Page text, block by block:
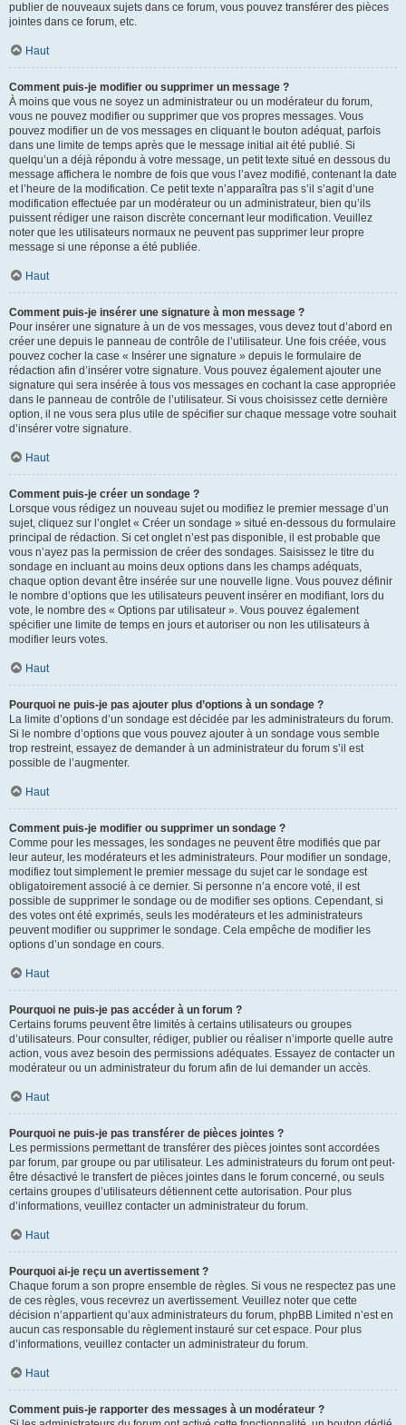
publier de nouveaux sujets dans ce forum, vous pouvez transférer des pièces
jointes dans ce forum, etc.
Haut
Comment puis-je modifier ou supprimer un message ?
À moins que vous ne soyez un administrateur ou un modérateur du forum,
vous ne pouvez modifier ou supprimer que vos propres messages. Vous
pouvez modifier un de vos messages en cliquant le bouton adéquat, parfois
dans une limite de temps après que le message initial ait été publié. Si
quelqu’un a déjà répondu à votre message, un petit texte situé en dessous du
message affichera le nombre de fois que vous l’avez modifié, contenant la date
et l’heure de la modification. Ce petit texte n’apparaîtra pas s’il s’agit d’une
modification effectuée par un modérateur ou un administrateur, bien qu’ils
puissent rédiger une raison discrète concernant leur modification. Veuillez
noter que les utilisateurs normaux ne peuvent pas supprimer leur propre
message si une réponse a été publiée.
Haut
Comment puis-je insérer une signature à mon message ?
Pour insérer une signature à un de vos messages, vous devez tout d’abord en
créer une depuis le panneau de contrôle de l’utilisateur. Une fois créée, vous
pouvez cocher la case « Insérer une signature » depuis le formulaire de
rédaction afin d’insérer votre signature. Vous pouvez également ajouter une
signature qui sera insérée à tous vos messages en cochant la case appropriée
dans le panneau de contrôle de l’utilisateur. Si vous choisissez cette dernière
option, il ne vous sera plus utile de spécifier sur chaque message votre souhait
d’insérer votre signature.
Haut
Comment puis-je créer un sondage ?
Lorsque vous rédigez un nouveau sujet ou modifiez le premier message d’un
sujet, cliquez sur l’onglet « Créer un sondage » situé en-dessous du formulaire
principal de rédaction. Si cet onglet n’est pas disponible, il est probable que
vous n’ayez pas la permission de créer des sondages. Saisissez le titre du
sondage en incluant au moins deux options dans les champs adéquats,
chaque option devant être insérée sur une nouvelle ligne. Vous pouvez définir
le nombre d’options que les utilisateurs peuvent insérer en modifiant, lors du
vote, le nombre des « Options par utilisateur ». Vous pouvez également
spécifier une limite de temps en jours et autoriser ou non les utilisateurs à
modifier leurs votes.
Haut
Pourquoi ne puis-je pas ajouter plus d’options à un sondage ?
La limite d’options d’un sondage est décidée par les administrateurs du forum.
Si le nombre d’options que vous pouvez ajouter à un sondage vous semble
trop restreint, essayez de demander à un administrateur du forum s’il est
possible de l’augmenter.
Haut
Comment puis-je modifier ou supprimer un sondage ?
Comme pour les messages, les sondages ne peuvent être modifiés que par
leur auteur, les modérateurs et les administrateurs. Pour modifier un sondage,
modifiez tout simplement le premier message du sujet car le sondage est
obligatoirement associé à ce dernier. Si personne n’a encore voté, il est
possible de supprimer le sondage ou de modifier ses options. Cependant, si
des votes ont été exprimés, seuls les modérateurs et les administrateurs
peuvent modifier ou supprimer le sondage. Cela empêche de modifier les
options d’un sondage en cours.
Haut
Pourquoi ne puis-je pas accéder à un forum ?
Certains forums peuvent être limités à certains utilisateurs ou groupes
d’utilisateurs. Pour consulter, rédiger, publier ou réaliser n’importe quelle autre
action, vous avez besoin des permissions adéquates. Essayez de contacter un
modérateur ou un administrateur du forum afin de lui demander un accès.
Haut
Pourquoi ne puis-je pas transférer de pièces jointes ?
Les permissions permettant de transférer des pièces jointes sont accordées
par forum, par groupe ou par utilisateur. Les administrateurs du forum ont peut-
être désactivé le transfert de pièces jointes dans le forum concerné, ou seuls
certains groupes d’utilisateurs détiennent cette autorisation. Pour plus
d’informations, veuillez contacter un administrateur du forum.
Haut
Pourquoi ai-je reçu un avertissement ?
Chaque forum a son propre ensemble de règles. Si vous ne respectez pas une
de ces règles, vous recevrez un avertissement. Veuillez noter que cette
décision n’appartient qu’aux administrateurs du forum, phpBB Limited n’est en
aucun cas responsable du règlement instauré sur cet espace. Pour plus
d’informations, veuillez contacter un administrateur du forum.
Haut
Comment puis-je rapporter des messages à un modérateur ?